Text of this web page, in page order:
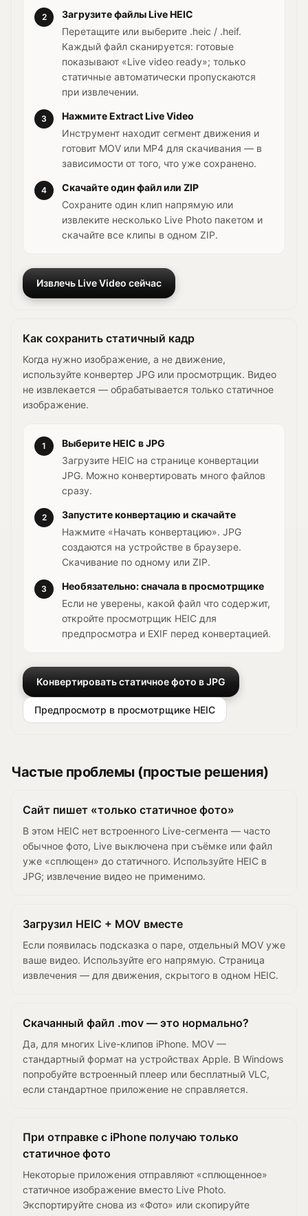
2
Загрузите файлы Live HEIC
Перетащите или выберите .heic / .heif.
Каждый файл сканируется: готовые
показывают «Live video ready»; только
статичные автоматически пропускаются
при извлечении.
3
Нажмите Extract Live Video
Инструмент находит сегмент движения и
готовит MOV или MP4 для скачивания — в
зависимости от того, что уже сохранено.
4
Скачайте один файл или ZIP
Сохраните один клип напрямую или
извлеките несколько Live Photo пакетом и
скачайте все клипы в одном ZIP.
Извлечь Live Video сейчас
Как сохранить статичный кадр
Когда нужно изображение, а не движение,
используйте конвертер JPG или просмотрщик. Видео
не извлекается — обрабатывается только статичное
изображение.
1
Выберите HEIC в JPG
Загрузите HEIC на странице конвертации
JPG. Можно конвертировать много файлов
сразу.
2
Запустите конвертацию и скачайте
Нажмите «Начать конвертацию». JPG
создаются на устройстве в браузере.
Скачивание по одному или ZIP.
3
Необязательно: сначала в просмотрщике
Если не уверены, какой файл что содержит,
откройте просмотрщик HEIC для
предпросмотра и EXIF перед конвертацией.
Конвертировать статичное фото в JPG
Предпросмотр в просмотрщике HEIC
Частые проблемы (простые решения)
Сайт пишет «только статичное фото»
В этом HEIC нет встроенного Live-сегмента — часто
обычное фото, Live выключена при съёмке или файл
уже «сплющен» до статичного. Используйте HEIC в
JPG; извлечение видео не применимо.
Загрузил HEIC + MOV вместе
Если появилась подсказка о паре, отдельный MOV уже
ваше видео. Используйте его напрямую. Страница
извлечения — для движения, скрытого в одном HEIC.
Скачанный файл .mov — это нормально?
Да, для многих Live-клипов iPhone. MOV —
стандартный формат на устройствах Apple. В Windows
попробуйте встроенный плеер или бесплатный VLC,
если стандартное приложение не справляется.
При отправке с iPhone получаю только
статичное фото
Некоторые приложения отправляют «сплющенное»
статичное изображение вместо Live Photo.
Экспортируйте снова из «Фото» или скопируйте